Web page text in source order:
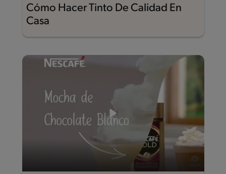
Cómo Hacer Tinto De Calidad En
Casa